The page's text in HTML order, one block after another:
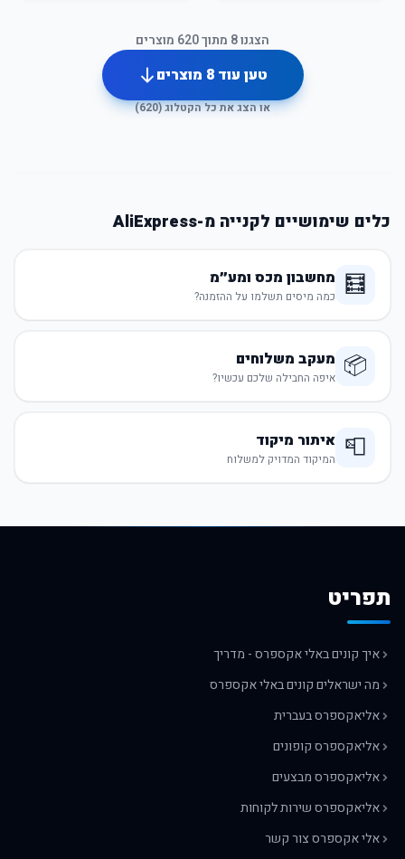
הצגנו8 מתוך620 מוצרים
טען עוד8 מוצרים
או הצג את כל הקטלוג (620
)
כלים שימושיים לקנייה מ-AliExpress
🧮 מחשבון מכס ומע״מ
כמה מיסים תשלמו על ההזמנה?
📦 מעקב משלוחים
איפה החבילה שלכם עכשיו?
📮 איתור מיקוד
המיקוד המדויק למשלוח
תפריט
איך קונים באלי אקספרס - מדריך
מה ישראלים קונים באלי אקספרס
אליאקספרס בעברית
אליאקספרס קופונים
אליאקספרס מבצעים
אליאקספרס שירות לקוחות
אלי אקספרס צור קשר